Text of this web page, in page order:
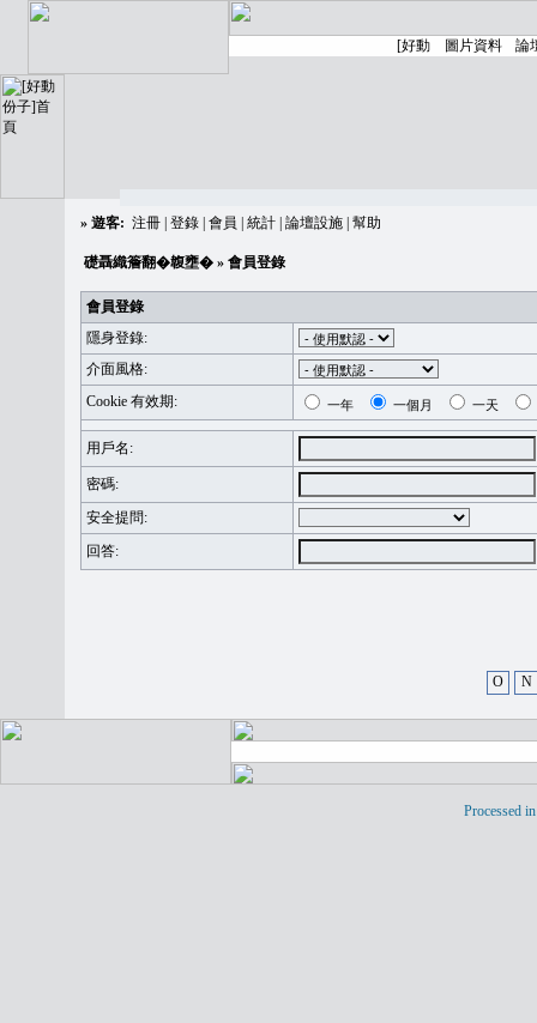
» 遊客: 注冊 登錄 會員 統計 論壇設施 幫助
礎聶織簷翻�䪖壅� » 會員登錄
會員登錄
隱身登錄:
介面風格:
Cookie 有效期:
一年 一個月 一天
用戶名:
密碼:
安全提問:
回答:
O N
Processed